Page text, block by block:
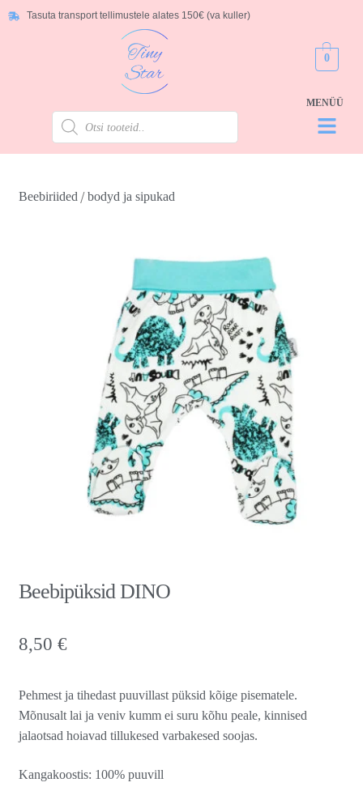
Tasuta transport tellimustele alates 150€ (va kuller)
0
Beebiriided/bodyd ja sipukad
Beebipüksid DINO
8,50 €
Pehmest ja tihedast puuvillast püksid kõige pisematele.
Mõnusalt lai ja veniv kumm ei suru kõhu peale, kinnised
jalaotsad hoiavad tillukesed varbakesed soojas.
Kangakoostis: 100% puuvill